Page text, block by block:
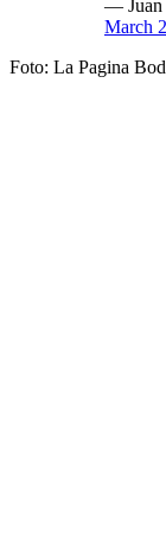
— Juan
March
Foto: La Pagina